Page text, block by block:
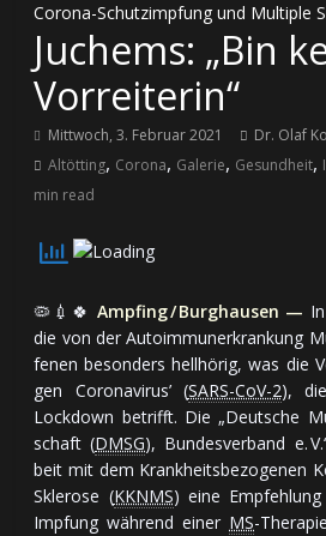
Corona-Schutzimpfung und Multiple
Juchems: „Bin
Vorreiterin“
Mittwoch, 3. Februar 2021
Dr. Olaf
Altötting, Corona, Galerie, Gesundheit,
min read
🦠💉🍀 Ampfing / Burghausen —
die von der Auto­im­mun­er­kran­kung
fe­nen be­son­ders hell­hö­rig, was die
gen Coronavirus’ (SARS-CoV-2),
Lockdown be­trifft. Die „Deut­sche
schaft (DMSG), Bun­des­ver­band e.
beit mit dem Krank­heits­be­zo­ge­nen
Skle­ro­se (KKNMS) ei­ne
Imp­fung wäh­rend ei­ner MS-